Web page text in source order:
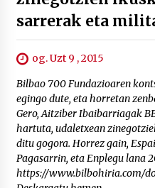
sarrerak eta
og. Uzt 9 , 2015
Bilbao 700 Fundazioaren
egingo dute, eta horretan
Gero, Aitziber Ibaibarriagak
hartuta, udaletxean
ditu gogora. Horrez gain,
Pagasarrin, eta Enplegu lana
https://www.bilbohiria.com/